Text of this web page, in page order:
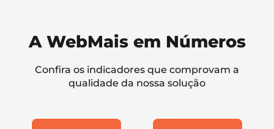
A WebMais em Números
Confira os indicadores que comprovam a
qualidade da nossa solução